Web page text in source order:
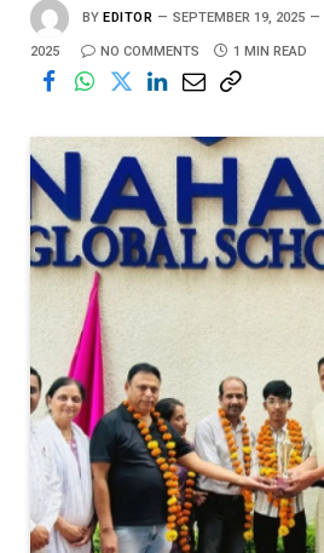
BY EDITOR SEPTEMBER 19, 2025
2025 NO COMMENTS 1 MIN READ